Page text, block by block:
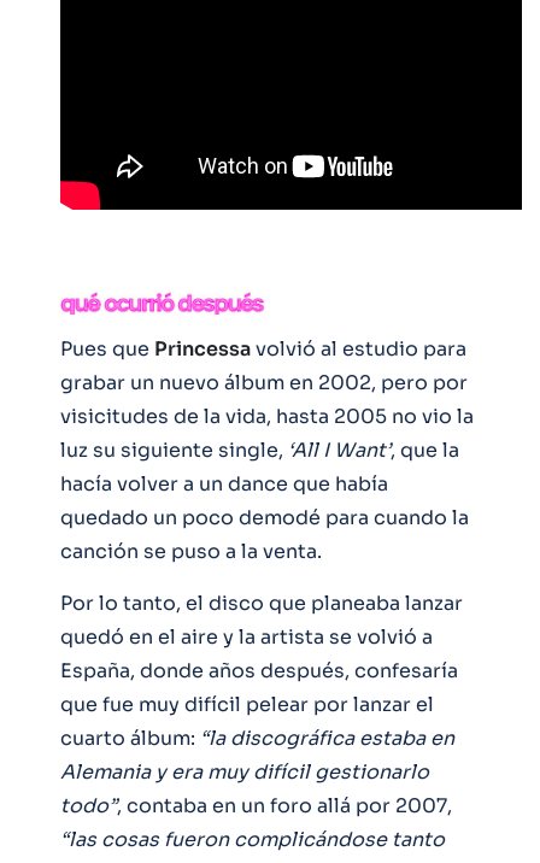
Pues que Princessavolvió al estudio para
grabar un nuevo álbum en 2002, pero por
visicitudes de la vida, hasta 2005 no vio la
luz su siguiente single, ‘All I Want’, que la
hacía volver a un dance que había
quedado un poco demodé para cuando la
canción se puso a la venta.
Por lo tanto, el disco que planeaba lanzar
quedó en el aire y la artista se volvió a
España, donde años después, confesaría
que fue muy difícil pelear por lanzar el
cuarto álbum: “la discográfica estaba en
Alemania y era muy difícil gestionarlo
todo”, contaba en un foro allá por 2007,
“las cosas fueron complicándose tanto